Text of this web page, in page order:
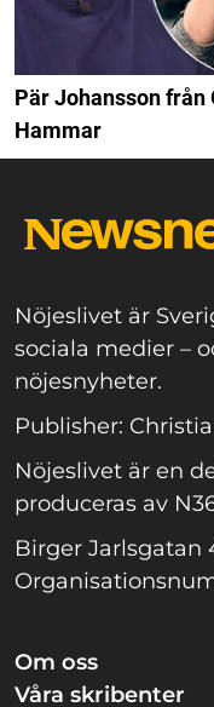
Pär Johansson
Hammar
Nöjeslivet är
sociala medier –
nöjesnyheter.
Publisher:
Nöjeslivet är en
produceras av
Birger Jarlsgatan
Om oss
Våra skribenter